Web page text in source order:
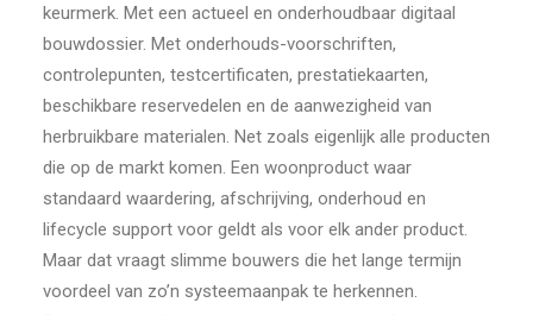
keurmerk. Met een actueel en onderhoudbaar digitaal
bouwdossier. Met onderhouds-voorschriften,
controlepunten, testcertificaten, prestatiekaarten,
beschikbare reservedelen en de aanwezigheid van
herbruikbare materialen. Net zoals eigenlijk alle producten
die op de markt komen. Een woonproduct waar
standaard waardering, afschrijving, onderhoud en
lifecycle support voor geldt als voor elk ander product.
Maar dat vraagt slimme bouwers die het lange termijn
voordeel van zo’n systeemaanpak te herkennen.